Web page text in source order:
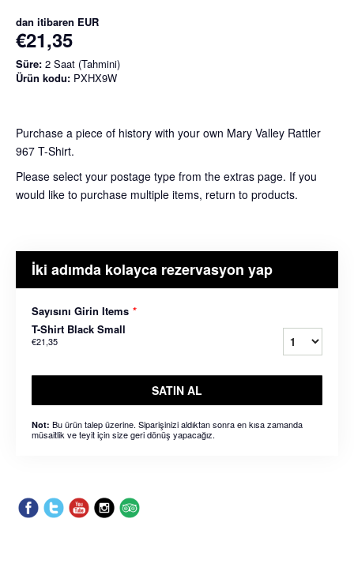
dan itibaren EUR
€21,35
Süre: 2 Saat (Tahmini)
Ürün kodu: PXHX9W
Purchase a piece of history with your own Mary Valley Rattler
967 T-Shirt.
Please select your postage type from the extras page. If you
would like to purchase multiple items, return to products.
İki adımda kolayca rezervasyon yap
Sayısını Girin Items *
T-Shirt Black Small
€21,35
SATIN AL
Not: Bu ürün talep üzerine. Siparişinizi aldıktan sonra en kısa zamanda
müsaitlik ve teyit için size geri dönüş yapacağız.